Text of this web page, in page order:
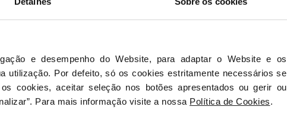
e desempenho do Website, para adaptar o Website e os
utilização. Por defeito, só os cookies estritamente necessários se
cookies, aceitar seleção nos botões apresentados ou gerir ou
Para mais informação visite a nossa Política de Cookies.